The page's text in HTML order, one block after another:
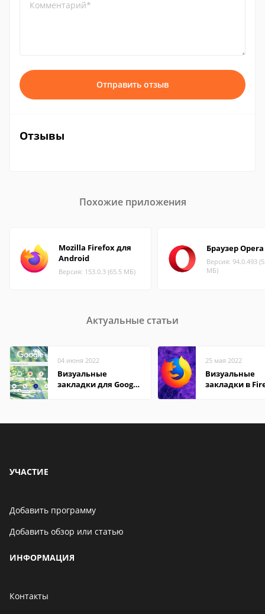
Комментарий*
Отправить отзыв
Отзывы
Похожие приложения
Mozilla Firefox для
Android
Версия: 153.0.3 (65.5 МБ)
Браузер Opera
Версия: 94.0.493
МБ)
Актуальные статьи
04 июня 2022
Визуальные
закладки для Google
25 мая 2022
Визуальные
закладки в
УЧАСТИЕ
Добавить программу
Добавить обзор или статью
ИНФОРМАЦИЯ
Контакты